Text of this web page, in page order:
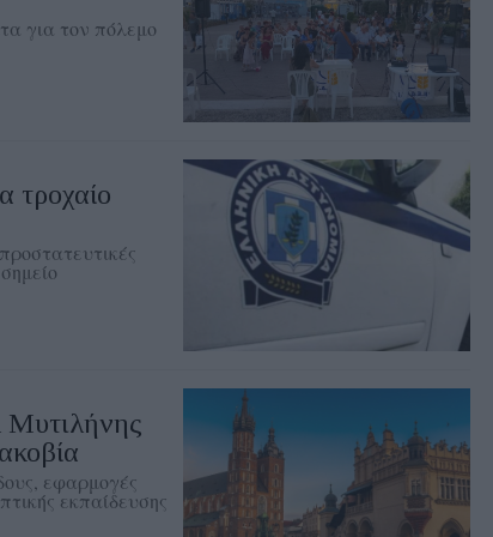
για τον πόλεμο
τροχαίο
Μυτιλήνης
εφαρμογές
εκπαίδευσης